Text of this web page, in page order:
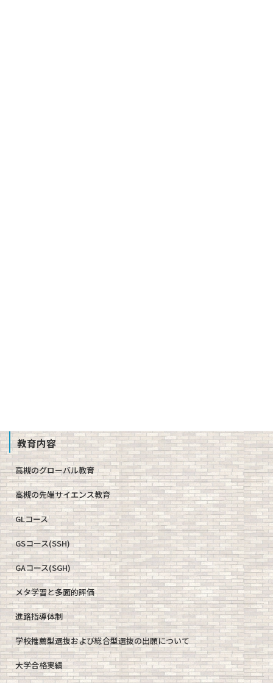
教育内容
高槻のグローバル教育
高槻の先端サイエンス教育
GLコース
GSコース(SSH)
GAコース(SGH)
メタ学習と多面的評価
進路指導体制
学校推薦型選抜および総合型選抜の出願について
大学合格実績